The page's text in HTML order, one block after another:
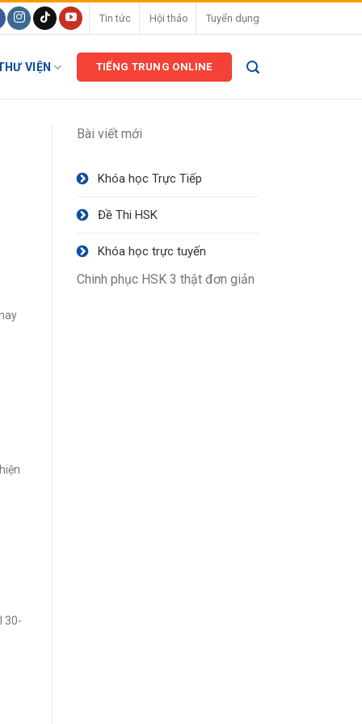
Tin tức Hội thảo Tuyển dụng
VIỆN TIẾNG TRUNG ONLINE
30-
Bài viết mới
Khóa học Trực Tiếp
Đề Thi HSK
Khóa học trực tuyến
Chinh phục HSK 3 thật đơn giản